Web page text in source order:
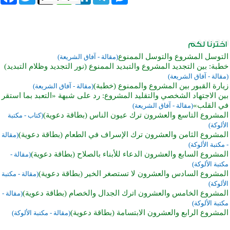
التوسل المشروع والتوسل الممنوع(مقالة - آفاق الشريعة)
خطبة: بين التجديد المشروع والتبديد الممنوع (نور التجديد وظلام التبديد)
(مقالة - آفاق الشريعة)
زيارة القبور بين المشروع والممنوع (خطبة)(مقالة - آفاق الشريعة)
بين الاجتهاد الشخصي والتقليد المشروع: رد على شبهة «التعبد بما استقر
في القلب»(مقالة - آفاق الشريعة)
المشروع التاسع والعشرون ترك عيون الناس (بطاقة دعوية)(كتاب - مكتبة
الألوكة)
المشروع الثامن والعشرون ترك الإسراف في الطعام (بطاقة دعوية)(مقالة
- مكتبة الألوكة)
المشروع السابع والعشرون الدعاء للأبناء بالصلاح (بطاقة دعوية)(مقالة -
مكتبة الألوكة)
المشروع السادس والعشرون لا تستصغر الخير (بطاقة دعوية)(مقالة - مكتبة
الألوكة)
المشروع الخامس والعشرون اترك الجدال والخصام (بطاقة دعوية)(مقالة -
مكتبة الألوكة)
المشروع الرابع والعشرون الابتسامة (بطاقة دعوية)(مقالة - مكتبة الألوكة)